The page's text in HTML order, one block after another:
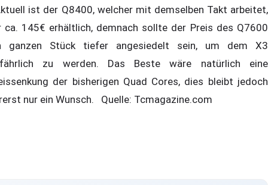
ist der Q8400, welcher mit demselben Takt arbeitet,
ca. 145€ erhältlich, demnach sollte der Preis des Q7600
ganzen Stück tiefer angesiedelt sein, um dem X3
zu werden. Das Beste wäre natürlich eine
der bisherigen Quad Cores, dies bleibt jedoch
nur ein Wunsch. Quelle: Tcmagazine.com